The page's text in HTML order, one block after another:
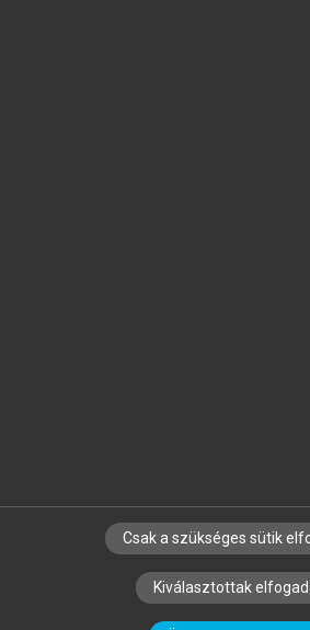
SZERZŐKNEK CÉGEKNEK
SZERKESZTÉSI ÉS
Csak a szükséges sütik
Kiválasztottak